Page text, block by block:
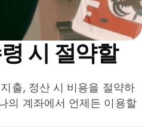
시 절약할
출, 정산 시 비용을 절약하
의 계좌에서 언제든 이용할